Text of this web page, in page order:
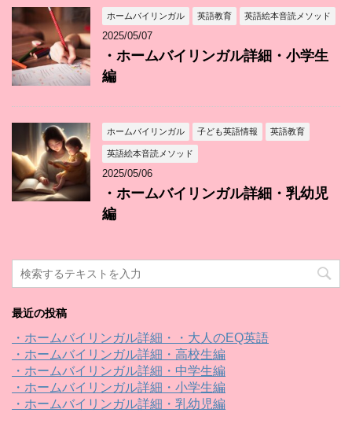
ホームバイリンガル 英語教育 英語絵本音読メソッド
2025/05/07
・ホームバイリンガル詳細・小学生
編
ホームバイリンガル 子ども英語情報 英語教育
英語絵本音読メソッド
2025/05/06
・ホームバイリンガル詳細・乳幼児
編
最近の投稿
・ホームバイリンガル詳細・・大人のEQ英語
・ホームバイリンガル詳細・高校生編
・ホームバイリンガル詳細・中学生編
・ホームバイリンガル詳細・小学生編
・ホームバイリンガル詳細・乳幼児編